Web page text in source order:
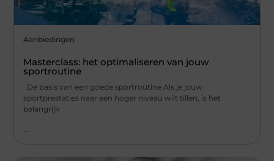
Aanbiedingen
Masterclass: het optimaliseren van jouw
sportroutine
De basis van een goede sportroutine Als je jouw
sportprestaties naar een hoger niveau wilt tillen, is het
belangrijk